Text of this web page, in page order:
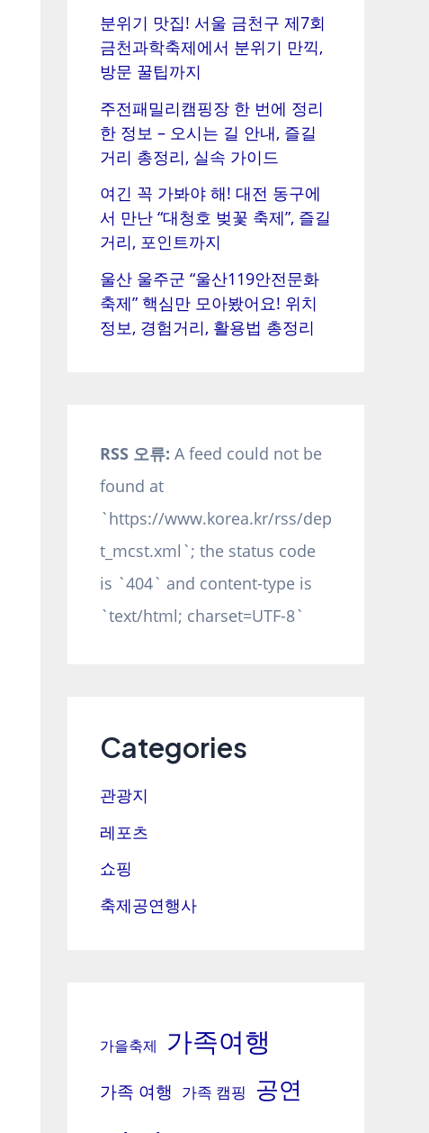
분위기 맛집! 서울 금천구 제7회
금천과학축제에서 분위기 만끽,
방문 꿀팁까지
주전패밀리캠핑장 한 번에 정리
한 정보 – 오시는 길 안내, 즐길
거리 총정리, 실속 가이드
여긴 꼭 가봐야 해! 대전 동구에
서 만난 “대청호 벚꽃 축제”, 즐길
거리, 포인트까지
울산 울주군 “울산119안전문화
축제” 핵심만 모아봤어요! 위치
정보, 경험거리, 활용법 총정리
RSS 오류: A feed could not be
found at
`https://www.korea.kr/rss/dep
t_mcst.xml`; the status code
is `404` and content-type is
`text/html; charset=UTF-8`
Categories
관광지
레포츠
쇼핑
축제공연행사
가을축제 가족여행
가족 여행 가족 캠핑 공연